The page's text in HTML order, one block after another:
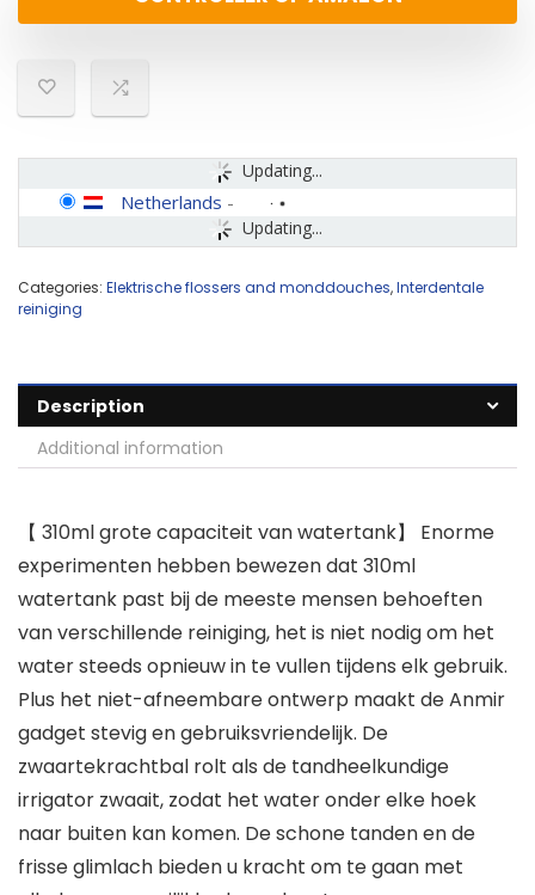
Updating...
Updating...
Netherlands -
Categories: Elektrische flossers and monddouches,Interdentale
reiniging
Description
Additional information
【 310ml grote capaciteit van watertank】 Enorme
experimenten hebben bewezen dat 310ml
watertank past bij de meeste mensen behoeften
van verschillende reiniging, het is niet nodig om het
water steeds opnieuw in te vullen tijdens elk gebruik.
Plus het niet-afneembare ontwerp maakt de Anmir
gadget stevig en gebruiksvriendelijk. De
zwaartekrachtbal rolt als de tandheelkundige
irrigator zwaait, zodat het water onder elke hoek
naar buiten kan komen. De schone tanden en de
frisse glimlach bieden u kracht om te gaan met